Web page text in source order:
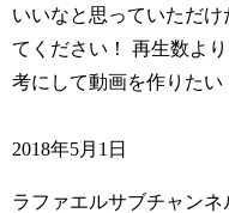
いいなと思っていただけ
てください！ 再生数よ
考にして動画を作りた
2018年5月1日
ラファエルサブチャンネ